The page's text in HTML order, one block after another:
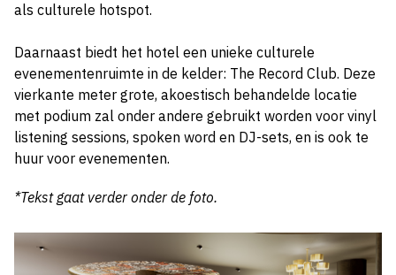
als culturele hotspot.
Daarnaast biedt het hotel een unieke culturele
evenementenruimte in de kelder: The Record Club. Deze
vierkante meter grote, akoestisch behandelde locatie
met podium zal onder andere gebruikt worden voor vinyl
listening sessions, spoken word en DJ-sets, en is ook te
huur voor evenementen.
*Tekst gaat verder onder de foto.